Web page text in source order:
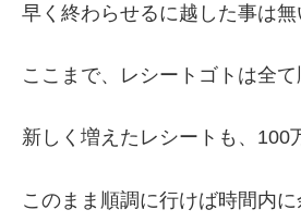
早く終わらせるに越した事は無
ここまで、レシートゴトは全て
新しく増えたレシートも、100
このまま順調に行けば時間内